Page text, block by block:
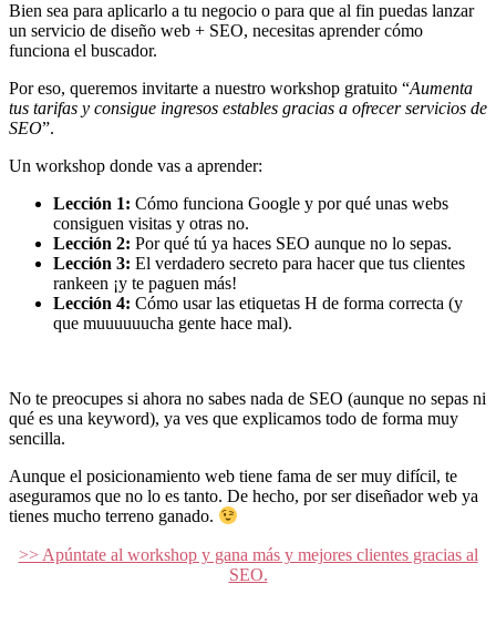
Bien sea para aplicarlo a tu negocio o para que al fin puedas lanzar
un servicio de diseño web + SEO, necesitas aprender cómo
funciona el buscador.
Por eso, queremos invitarte a nuestro workshop gratuito “Aumenta
tus tarifas y consigue ingresos estables gracias a ofrecer servicios de
SEO”.
Un workshop donde vas a aprender:
Lección 1: Cómo funciona Google y por qué unas webs
consiguen visitas y otras no.
Lección 2: Por qué tú ya haces SEO aunque no lo sepas.
Lección 3: El verdadero secreto para hacer que tus clientes
rankeen ¡y te paguen más!
Lección 4: Cómo usar las etiquetas H de forma correcta (y
que muuuuuucha gente hace mal).
No te preocupes si ahora no sabes nada de SEO (aunque no sepas ni
qué es una keyword), ya ves que explicamos todo de forma muy
sencilla.
Aunque el posicionamiento web tiene fama de ser muy difícil, te
aseguramos que no lo es tanto. De hecho, por ser diseñador web ya
tienes mucho terreno ganado.
>> Apúntate al workshop y gana más y mejores clientes gracias al
SEO.